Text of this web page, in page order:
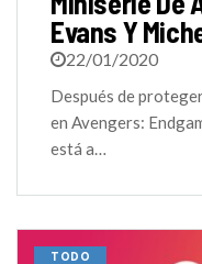
Evans Y
22/01/2020
Después de
en Avengers:
está a…
TODO